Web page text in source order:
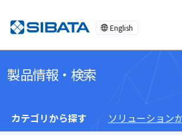
English
製品情報・検索
カテゴリから探す ソリューション